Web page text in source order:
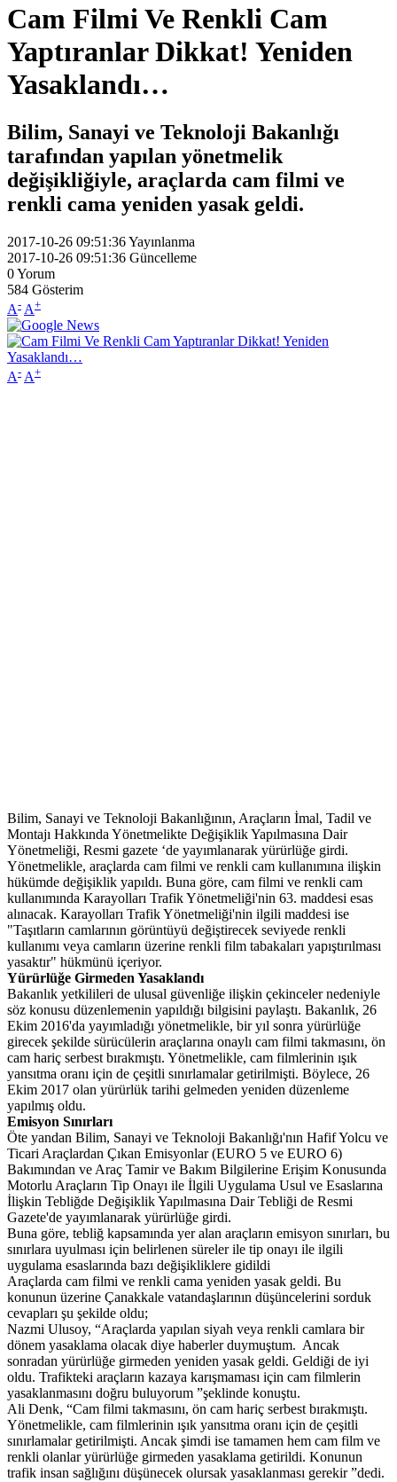
Cam Filmi Ve Renkli Cam
Yaptıranlar Dikkat! Yeniden
Yasaklandı…
Bilim, Sanayi ve Teknoloji Bakanlığı
tarafından yapılan yönetmelik
değişikliğiyle, araçlarda cam filmi ve
renkli cama yeniden yasak geldi.
2017-10-26 09:51:36Yayınlanma
2017-10-26 09:51:36 Güncelleme
0Yorum
584 Gösterim
A- A+
A- A+
Bilim, Sanayi ve Teknoloji Bakanlığının, Araçların İmal, Tadil ve
Montajı Hakkında Yönetmelikte Değişiklik Yapılmasına Dair
Yönetmeliği, Resmi gazete ‘de yayımlanarak yürürlüğe girdi.
Yönetmelikle, araçlarda cam filmi ve renkli cam kullanımına ilişkin
hükümde değişiklik yapıldı. Buna göre, cam filmi ve renkli cam
kullanımında Karayolları Trafik Yönetmeliği'nin 63. maddesi esas
alınacak. Karayolları Trafik Yönetmeliği'nin ilgili maddesi ise
"Taşıtların camlarının görüntüyü değiştirecek seviyede renkli
kullanımı veya camların üzerine renkli film tabakaları yapıştırılması
yasaktır" hükmünü içeriyor.
Yürürlüğe Girmeden Yasaklandı
Bakanlık yetkilileri de ulusal güvenliğe ilişkin çekinceler nedeniyle
söz konusu düzenlemenin yapıldığı bilgisini paylaştı. Bakanlık, 26
Ekim 2016'da yayımladığı yönetmelikle, bir yıl sonra yürürlüğe
girecek şekilde sürücülerin araçlarına onaylı cam filmi takmasını, ön
cam hariç serbest bırakmıştı. Yönetmelikle, cam filmlerinin ışık
yansıtma oranı için de çeşitli sınırlamalar getirilmişti. Böylece, 26
Ekim 2017 olan yürürlük tarihi gelmeden yeniden düzenleme
yapılmış oldu.
Emisyon Sınırları
Öte yandan Bilim, Sanayi ve Teknoloji Bakanlığı'nın Hafif Yolcu ve
Ticari Araçlardan Çıkan Emisyonlar (EURO 5 ve EURO 6)
Bakımından ve Araç Tamir ve Bakım Bilgilerine Erişim Konusunda
Motorlu Araçların Tip Onayı ile İlgili Uygulama Usul ve Esaslarına
İlişkin Tebliğde Değişiklik Yapılmasına Dair Tebliği de Resmi
Gazete'de yayımlanarak yürürlüğe girdi.
Buna göre, tebliğ kapsamında yer alan araçların emisyon sınırları, bu
sınırlara uyulması için belirlenen süreler ile tip onayı ile ilgili
uygulama esaslarında bazı değişikliklere gidildi
Araçlarda cam filmi ve renkli cama yeniden yasak geldi. Bu
konunun üzerine Çanakkale vatandaşlarının düşüncelerini sorduk
cevapları şu şekilde oldu;
Nazmi Ulusoy, “Araçlarda yapılan siyah veya renkli camlara bir
dönem yasaklama olacak diye haberler duymuştum. Ancak
sonradan yürürlüğe girmeden yeniden yasak geldi. Geldiği de iyi
oldu. Trafikteki araçların kazaya karışmaması için cam filmlerin
yasaklanmasını doğru buluyorum ”şeklinde konuştu.
Ali Denk, “Cam filmi takmasını, ön cam hariç serbest bırakmıştı.
Yönetmelikle, cam filmlerinin ışık yansıtma oranı için de çeşitli
sınırlamalar getirilmişti. Ancak şimdi ise tamamen hem cam film ve
renkli olanlar yürürlüğe girmeden yasaklama getirildi. Konunun
trafik insan sağlığını düşünecek olursak yasaklanması gerekir ”dedi.